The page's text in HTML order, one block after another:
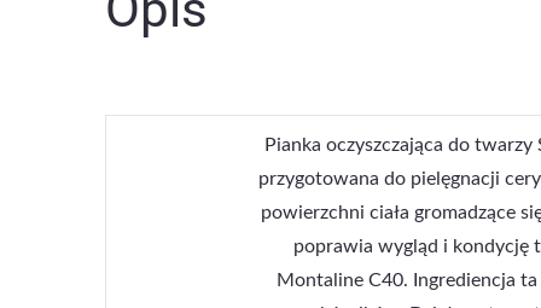
Pianka oczyszczająca do twarzy
przygotowana do pielęgnacji
powierzchni ciała gromadzące
poprawia wygląd i kondycję
Montaline C40. Ingrediencja